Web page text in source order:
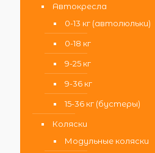
Автокресла
0-13 кг (автолюльки)
0-18 кг
9-25 кг
9-36 кг
15-36 кг (бустеры)
Коляски
Модульные коляски